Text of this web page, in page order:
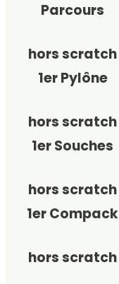
Parcours
hors scratch
1er Pylône
hors scratch
1er Souches
hors scratch
1er Compack
hors scratch